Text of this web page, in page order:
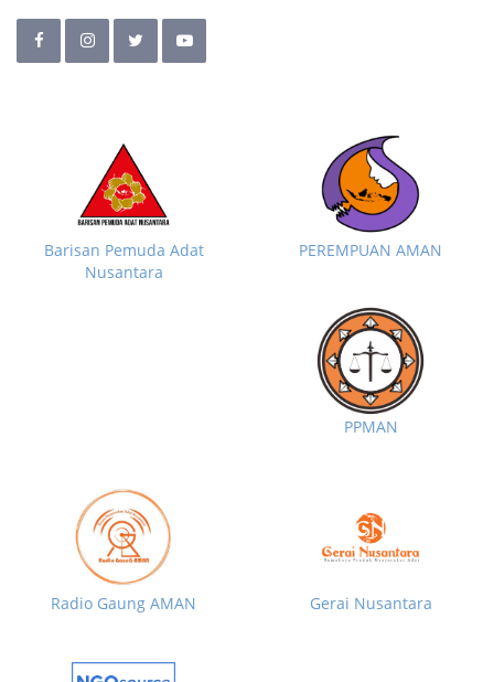
Barisan Pemuda Adat
Nusantara
PEREMPUAN AMAN
PPMAN
Radio Gaung AMAN Gerai Nusantara